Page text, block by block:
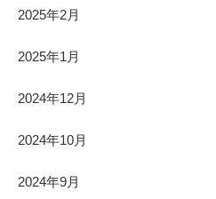
2025年2月
2025年1月
2024年12月
2024年10月
2024年9月